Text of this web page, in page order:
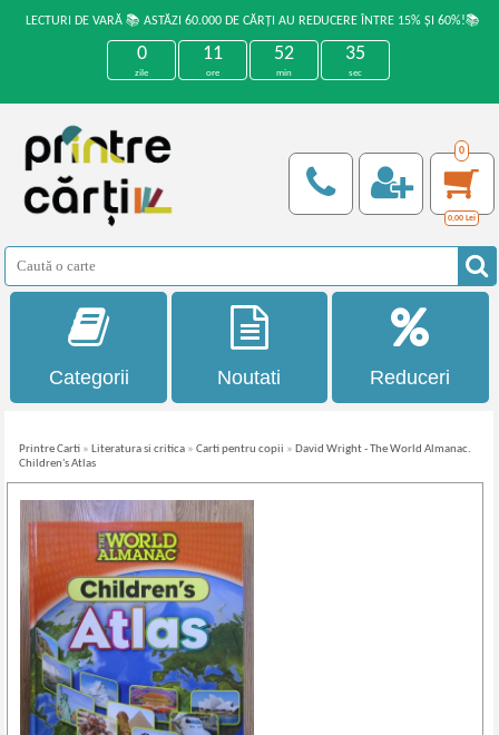
LECTURI DE VARĂ 📚 ASTĂZI 60.000 DE CĂRȚI AU REDUCERE ÎNTRE 15% ȘI 60%!📚
0
zile
11
ore
52
min
35
sec
0
0,00 Lei
Categorii Noutati Reduceri
Printre Carti » Literatura si critica »Carti pentru copii » David Wright - The World Almanac.
Children's Atlas